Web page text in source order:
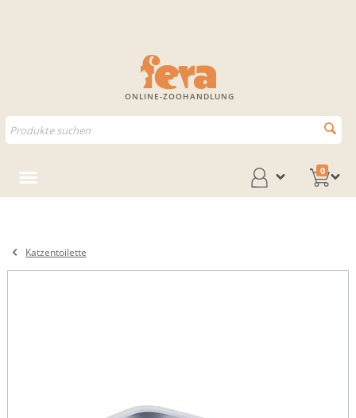
ONLINE-ZOOHANDLUNG
0
Katzentoilette